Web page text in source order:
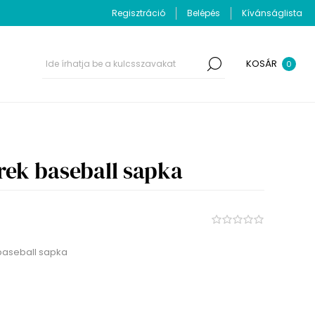
Regisztráció Belépés Kívánságlista
KOSÁR 0
baseball sapka
sapka